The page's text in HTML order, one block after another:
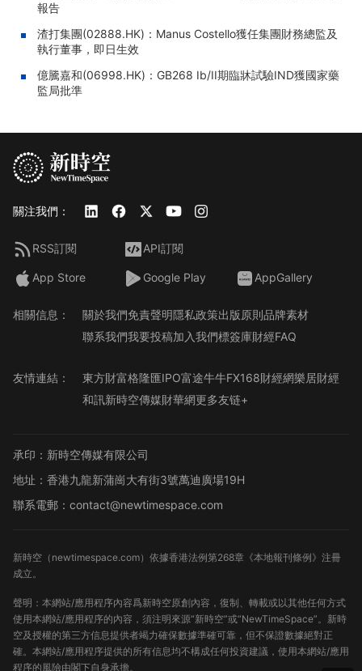
報告
渣打集團(02888.HK)：Manus Costello獲任集團財務總監及
執行董事，即日生效
億騰嘉和(06998.HK)：GB268 Ib/II期臨牀試驗IND獲國家藥
監局批準
關注我們：
RSS訂閱 API訂閱
App Store Google Play AppGallery
相關信息： 關於我們免責聲明隱私政策出版原則品牌素材
聯系我們我要投稿加入我們標簽庫財經FAQ
友情連結： 東方財富格隆匯IPO富途牛牛FX168財經網樂居財經
和訊新時空傳媒財華網更多友链+
承印：新時空傳媒有限公司
地址：香港九龍新蒲崗大有街3號萬迪廣場19H
聯系電郵：contact@newtimespace.com
新時空（ newtimespace.com）依據香港法例第268章《本地報刊條例》注冊
成立。
聲明：本網站/應用程序內容爲新時空原創內容，復制、轉載或以其他任何方式
使用本網站/應用程序的內容，須注明來源“新時空”或“NewTimeSpace”。新時
空及授權的第三方信息提供者竭力確保數據準確可靠，但不保證數據絕對正
確。本網站/應用程序提供的所有信息均不構成任何投資建議，使用本網站/應用
程序的風險由閣下自身承擔。